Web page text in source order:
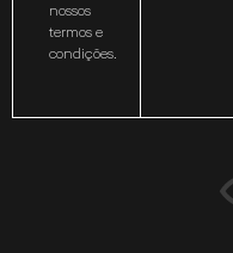
nossos
termos e
condições.